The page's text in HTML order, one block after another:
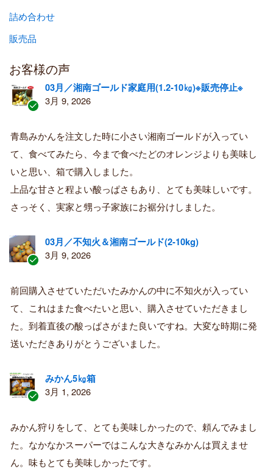
詰め合わせ
販売品
お客様の声
証
済
み
購
者
03月／湘南ゴールド家庭用(1.2-10㎏)※販売停止※
3月 9, 2026
青島みかんを注文した時に小さい湘南ゴールドが入ってい
て、食べてみたら、今まで食べたどのオレンジよりも美味し
いと思い、箱で購入しました。
上品な甘さと程よい酸っぱさもあり、とても美味しいです。
さっそく、実家と甥っ子家族にお裾分けしました。
証
済
み
購
者
03月／不知火＆湘南ゴールド(2-10kg)
3月 9, 2026
前回購入させていただいたみかんの中に不知火が入ってい
て、これはまた食べたいと思い、購入させていただきまし
た。到着直後の酸っぱさがまた良いですね。大変な時期に発
送いただきありがとうございました。
証
済
み
購
みかん5㎏箱
3月 1, 2026
みかん狩りをして、とても美味しかったので、頼んでみまし
た。なかなかスーパーではこんな大きなみかんは買えませ
ん。味もとても美味しかったです。